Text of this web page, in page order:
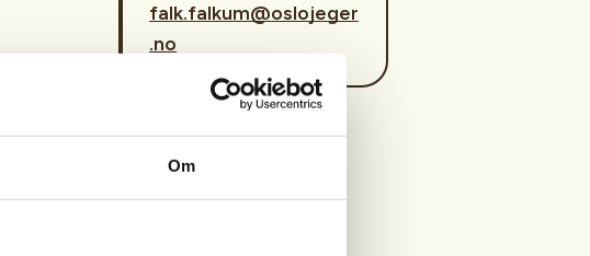
Om
falk.falkum@oslojeger
.no